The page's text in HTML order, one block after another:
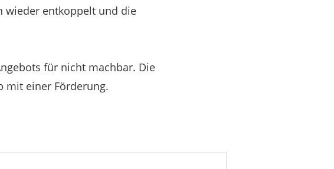
wieder entkoppelt und die
für nicht machbar. Die
mit einer Förderung.